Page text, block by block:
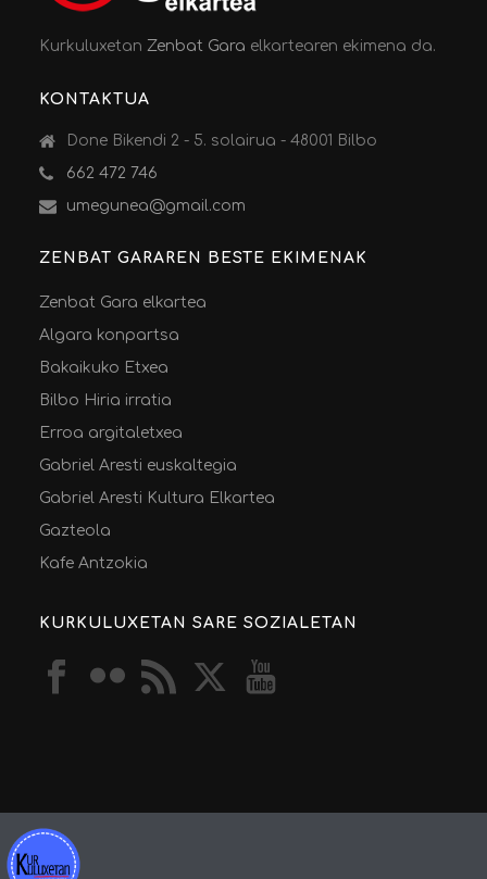
Kurkuluxetan Zenbat Gara elkartearen ekimena da.
KONTAKTUA
Done Bikendi 2 - 5. solairua - 48001 Bilbo
662 472 746
umegunea@gmail.com
ZENBAT GARAREN BESTE EKIMENAK
Zenbat Gara elkartea
Algara konpartsa
Bakaikuko Etxea
Bilbo Hiria irratia
Erroa argitaletxea
Gabriel Aresti euskaltegia
Gabriel Aresti Kultura Elkartea
Gazteola
Kafe Antzokia
KURKULUXETAN SARE SOZIALETAN